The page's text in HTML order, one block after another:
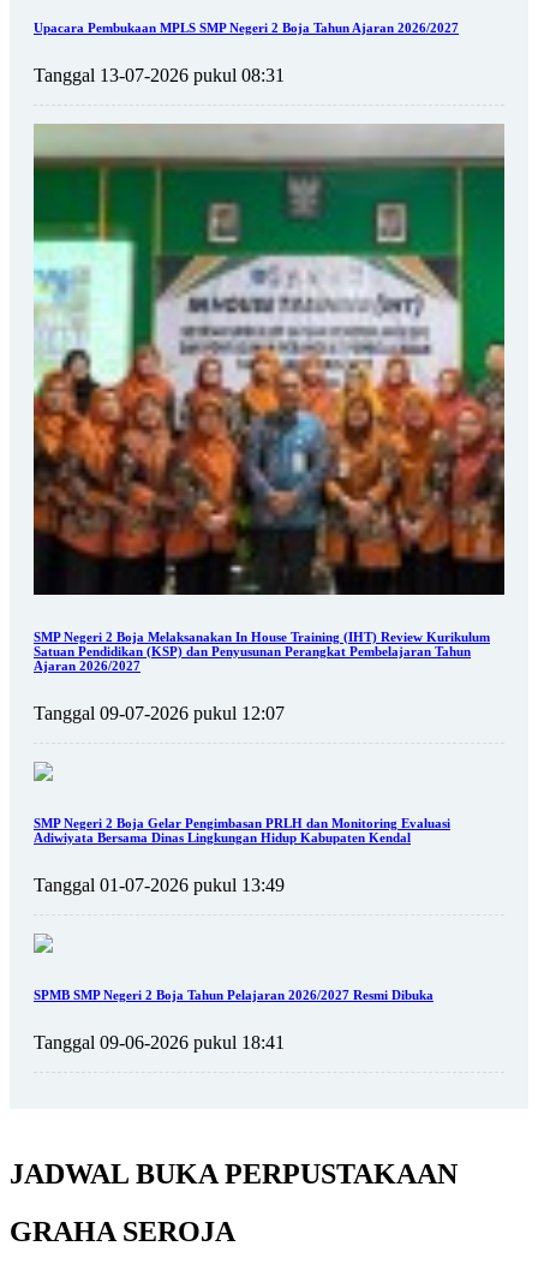
Upacara Pembukaan MPLS SMP Negeri 2 Boja Tahun Ajaran 2026/2027
Tanggal 13-07-2026 pukul 08:31
SMP Negeri 2 Boja Melaksanakan In House Training (IHT) Review Kurikulum
Satuan Pendidikan (KSP) dan Penyusunan Perangkat Pembelajaran Tahun
Ajaran 2026/2027
Tanggal 09-07-2026 pukul 12:07
SMP Negeri 2 Boja Gelar Pengimbasan PRLH dan Monitoring Evaluasi
Adiwiyata Bersama Dinas Lingkungan Hidup Kabupaten Kendal
Tanggal 01-07-2026 pukul 13:49
SPMB SMP Negeri 2 Boja Tahun Pelajaran 2026/2027 Resmi Dibuka
Tanggal 09-06-2026 pukul 18:41
JADWAL BUKA PERPUSTAKAAN
GRAHA SEROJA